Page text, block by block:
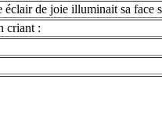
de joie illuminait sa face
criant :